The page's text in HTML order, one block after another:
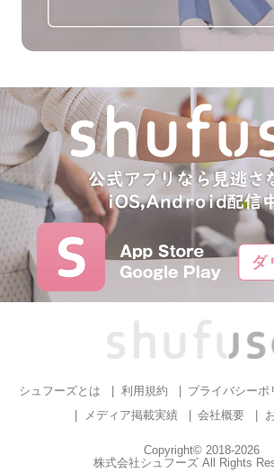
シュフーズとは 利用規約 プライバシーポ
メディア掲載実績
会社概要
Copyright© 2018-2026
株式会社シュフーズ All Rights